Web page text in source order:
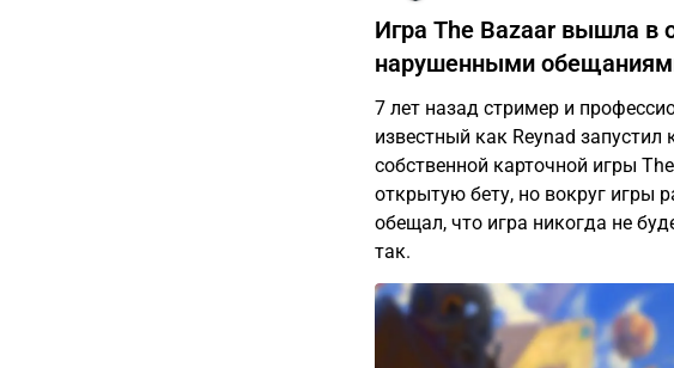
Игра The Bazaar вышла в
нарушенными
7 лет назад стример и
известный как Reynad
собственной карточной игры
открытую бету, но вокруг игры
обещал, что игра никогда не
так.